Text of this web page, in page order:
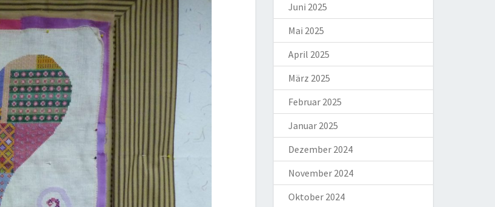
Juni 2025
Mai 2025
April 2025
März 2025
Februar 2025
Januar 2025
Dezember 2024
November 2024
Oktober 2024